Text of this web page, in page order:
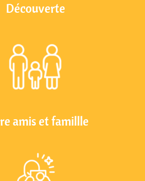
Découverte
amis et famillle